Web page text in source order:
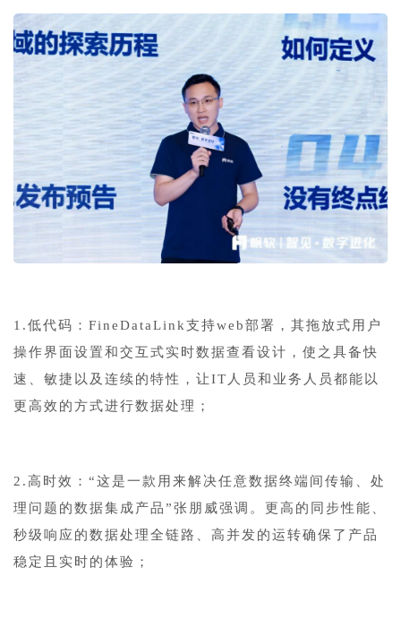
1.低代码：FineDataLink支持web部署，其拖放式用户
操作界面设置和交互式实时数据查看设计，使之具备快
速、敏捷以及连续的特性，让IT人员和业务人员都能以
更高效的方式进行数据处理；
2.高时效：“这是一款用来解决任意数据终端间传输、处
理问题的数据集成产品”张朋威强调。更高的同步性能、
秒级响应的数据处理全链路、高并发的运转确保了产品
稳定且实时的体验；